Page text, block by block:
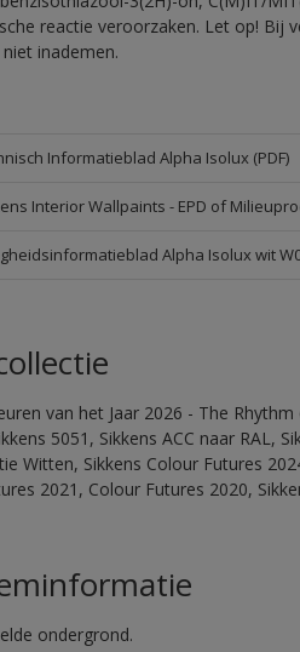
reactie veroorzaken. Let op! Bij
inademen.
Informatieblad Alpha Isolux (PDF)
Interior Wallpaints - EPD of
Alpha Isolux wit
van het Jaar 2026 - The
5051, Sikkens ACC naar RAL,
Witten, Sikkens Colour Futures
2021, Colour Futures 2020,
ondergrond.